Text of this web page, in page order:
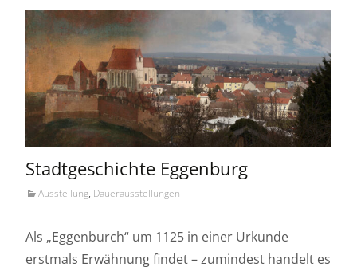
Stadtgeschichte Eggenburg
Ausstellung, Dauerausstellungen
Als „Eggenburch“ um 1125 in einer Urkunde
erstmals Erwähnung findet – zumindest handelt es